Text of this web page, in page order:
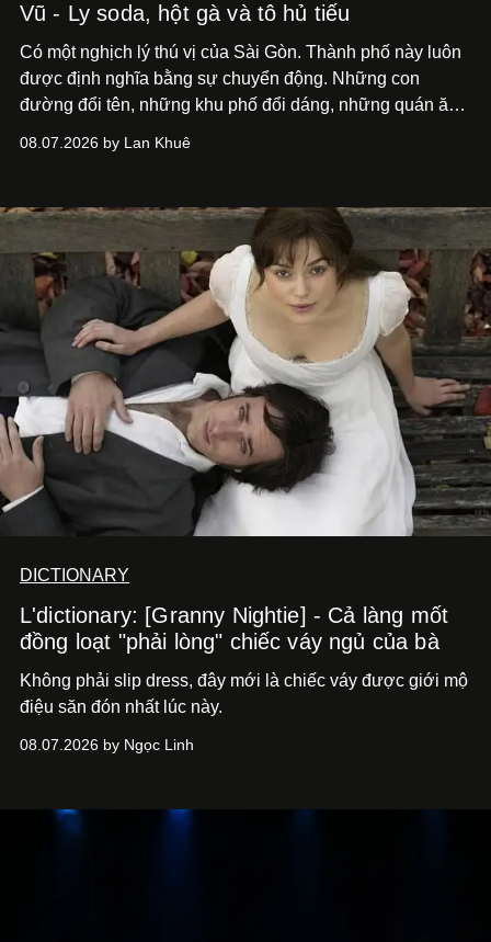
Vũ - Ly soda, hột gà và tô hủ tiếu
Có một nghịch lý thú vị của Sài Gòn. Thành phố này luôn
được định nghĩa bằng sự chuyển động. Những con
đường đổi tên, những khu phố đổi dáng, những quán ăn
nói về cái mới, về xu hướng tiếp theo, về những điều
08.07.2026 by Lan Khuê
DICTIONARY
L'dictionary: [Granny Nightie] - Cả làng mốt
đồng loạt "phải lòng" chiếc váy ngủ của bà
Không phải slip dress, đây mới là chiếc váy được giới mộ
điệu săn đón nhất lúc này.
08.07.2026 by Ngọc Linh